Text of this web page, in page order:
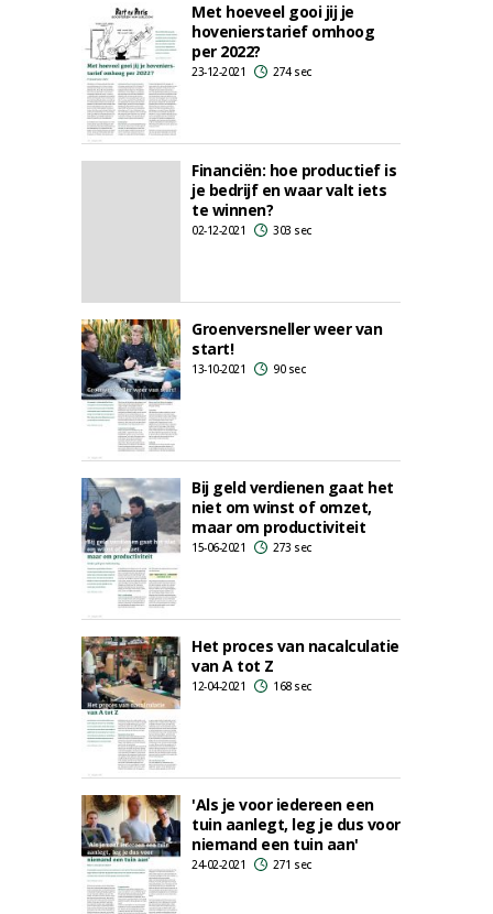
Met hoeveel gooi jij je
hovenierstarief omhoog
per 2022?
23-12-2021 274 sec
Financiën: hoe productief is
je bedrijf en waar valt iets
te winnen?
02-12-2021 303 sec
Groenversneller weer van
start!
13-10-2021 90 sec
Bij geld verdienen gaat het
niet om winst of omzet,
maar om productiviteit
15-06-2021 273 sec
Het proces van nacalculatie
van A tot Z
12-04-2021 168 sec
'Als je voor iedereen een
tuin aanlegt, leg je dus voor
niemand een tuin aan'
24-02-2021 271 sec